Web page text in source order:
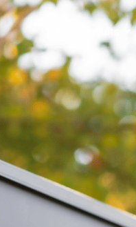
Nos produits